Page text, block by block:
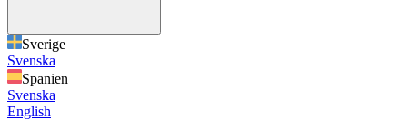
Sverige
Svenska
Spanien
Svenska
English